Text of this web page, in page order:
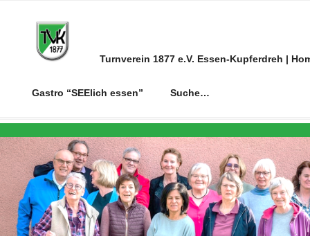
Turnverein 1877 e.V. Essen-Kupferdreh |
Gastro “SEElich essen” Suche…